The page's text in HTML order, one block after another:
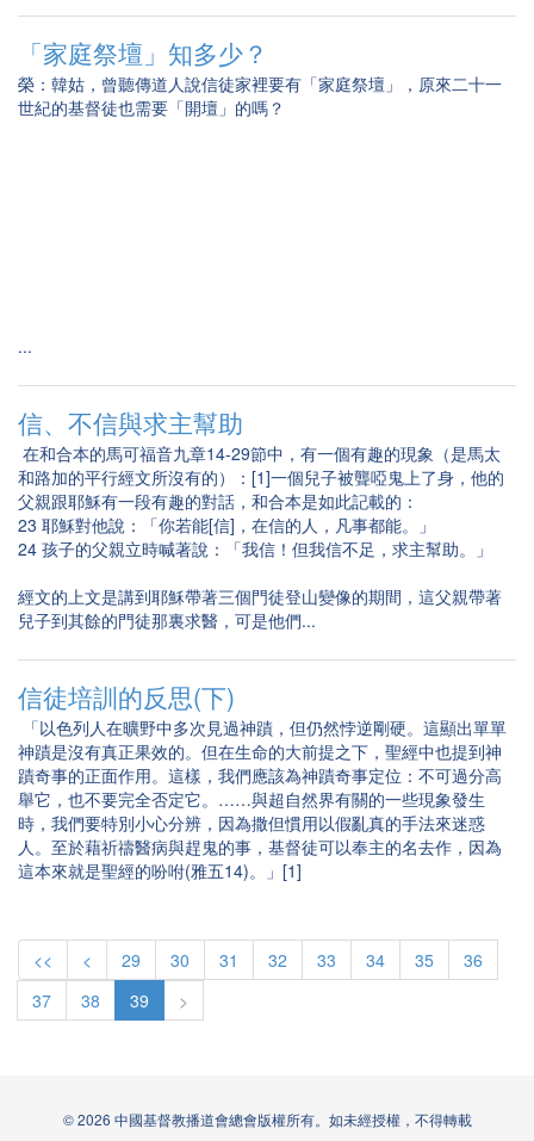
「家庭祭壇」知多少？
榮：韓姑，曾聽傳道人說信徒家裡要有「家庭祭壇」，原來二十一
世紀的基督徒也需要「開壇」的嗎？
...
信、不信與求主幫助
在和合本的馬可福音九章14-29節中，有一個有趣的現象（是馬太
和路加的平行經文所沒有的）：[1]一個兒子被聾啞鬼上了身，他的
父親跟耶穌有一段有趣的對話，和合本是如此記載的：
23 耶穌對他說：「你若能[信]，在信的人，凡事都能。」
24 孩子的父親立時喊著說：「我信！但我信不足，求主幫助。」
經文的上文是講到耶穌帶著三個門徒登山變像的期間，這父親帶著
兒子到其餘的門徒那裏求醫，可是他們...
信徒培訓的反思(下)
「以色列人在曠野中多次見過神蹟，但仍然悖逆剛硬。這顯出單單
神蹟是沒有真正果效的。但在生命的大前提之下，聖經中也提到神
蹟奇事的正面作用。這樣，我們應該為神蹟奇事定位：不可過分高
舉它，也不要完全否定它。……與超自然界有關的一些現象發生
時，我們要特別小心分辨，因為撒但慣用以假亂真的手法來迷惑
人。至於藉祈禱醫病與趕鬼的事，基督徒可以奉主的名去作，因為
這本來就是聖經的吩咐(雅五14)。」[1]
<< < 29 30 31 32 33 34 35
36
37
38 39 >
© 2026 中國基督教播道會總會版權所有。如未經授權，不得轉載